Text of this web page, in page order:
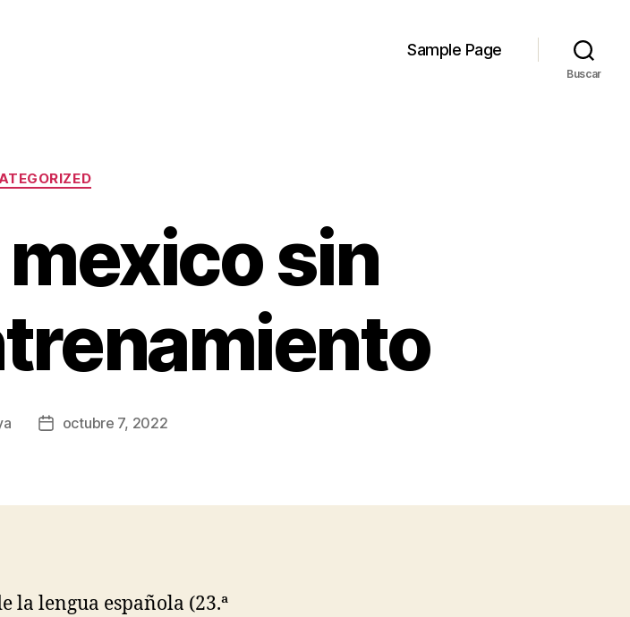
Sample Page
Buscar
Categorías
sin
Fechaoctubre 7, 2022
la lengua española (23.ª